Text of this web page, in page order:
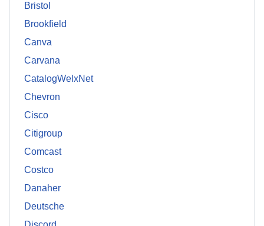
Bristol
Brookfield
Canva
Carvana
CatalogWelxNet
Chevron
Cisco
Citigroup
Comcast
Costco
Danaher
Deutsche